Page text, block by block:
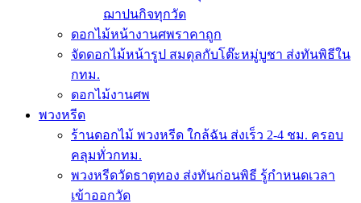
ฌาปนกิจทุกวัด
ดอกไม้หน้างานศพราคาถูก
จัดดอกไม้หน้ารูป สมดุลกับโต๊ะหมู่บูชา ส่งทันพิธีใน
กทม.
ดอกไม้งานศพ
พวงหรีด
ร้านดอกไม้ พวงหรีด ใกล้ฉัน ส่งเร็ว 2-4 ชม. ครอบ
คลุมทั่วกทม.
พวงหรีดวัดธาตุทอง ส่งทันก่อนพิธี รู้กำหนดเวลา
เข้าออกวัด